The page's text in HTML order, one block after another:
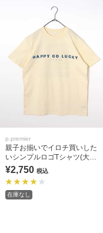
p.premier
親子お揃いでイロチ買いした
いシンプルロゴTシャツ(大人)
全9色 リンク
¥2,750 税込
在庫なし